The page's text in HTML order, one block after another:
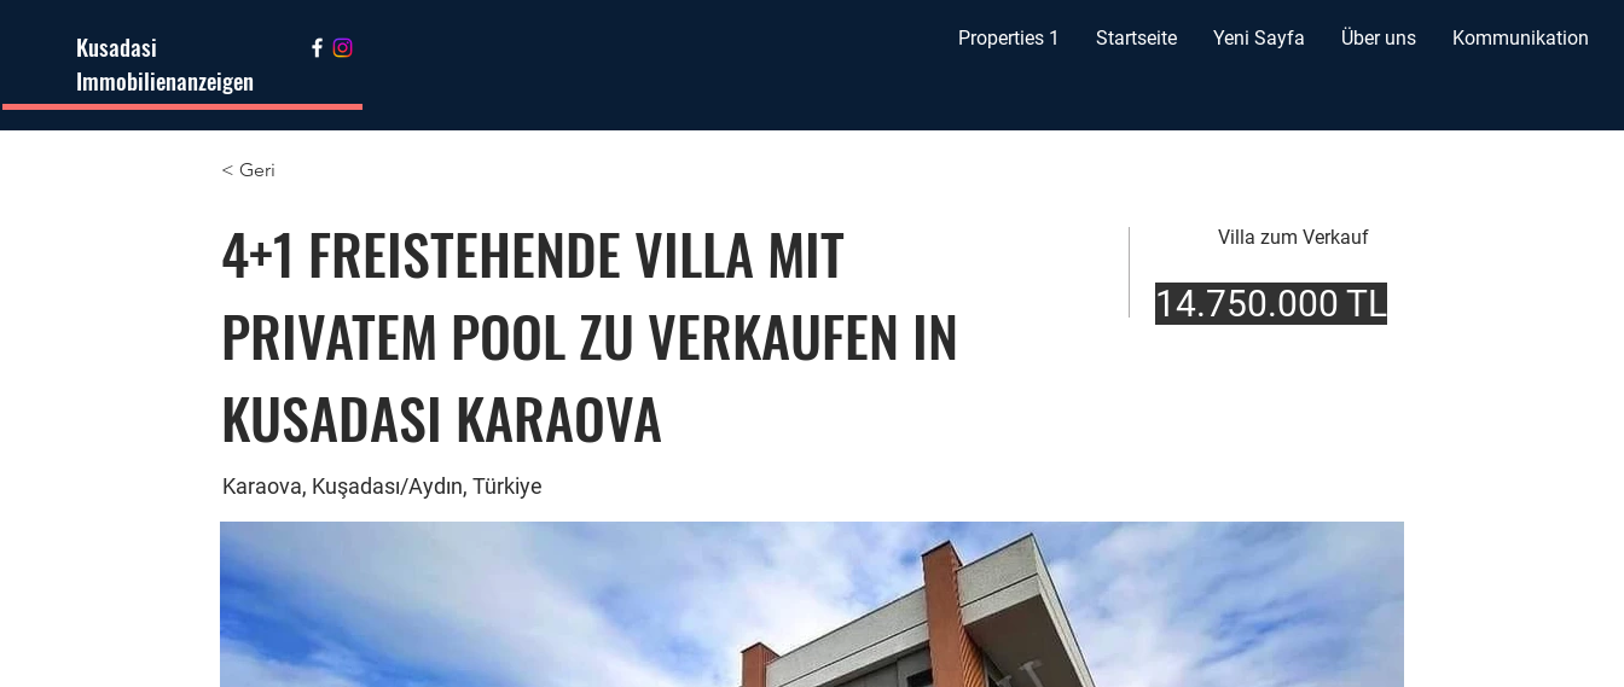
Kusadasi
Immobilienanzeigen
Properties 1 Startseite Yeni Sayfa Über uns Kommunikation
< Geri
4+1 FREISTEHENDE VILLA MIT
PRIVATEM POOL ZU VERKAUFEN IN
KUSADASI KARAOVA
Karaova, Kuşadası/Aydın, Türkiye
Villa zum Verkauf
14.750.000 TL